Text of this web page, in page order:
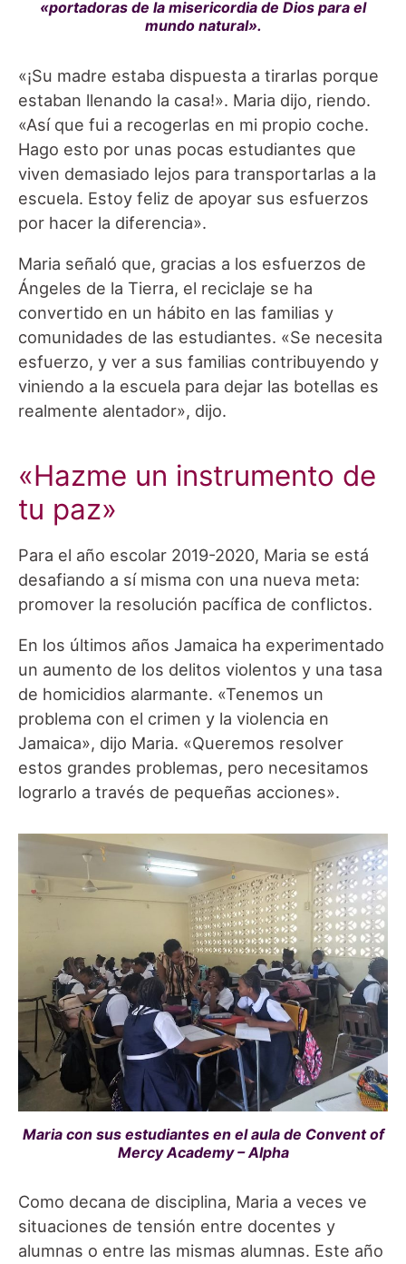
«portadoras de la misericordia de Dios para el
mundo natural».
«¡Su madre estaba dispuesta a tirarlas porque
estaban llenando la casa!». Maria dijo, riendo.
«Así que fui a recogerlas en mi propio coche.
Hago esto por unas pocas estudiantes que
viven demasiado lejos para transportarlas a la
escuela. Estoy feliz de apoyar sus esfuerzos
por hacer la diferencia».
Maria señaló que, gracias a los esfuerzos de
Ángeles de la Tierra, el reciclaje se ha
convertido en un hábito en las familias y
comunidades de las estudiantes. «Se necesita
esfuerzo, y ver a sus familias contribuyendo y
viniendo a la escuela para dejar las botellas es
realmente alentador», dijo.
«Hazme un instrumento de
tu paz»
Para el año escolar 2019-2020, Maria se está
desafiando a sí misma con una nueva meta:
promover la resolución pacífica de conflictos.
En los últimos años Jamaica ha experimentado
un aumento de los delitos violentos y una tasa
de homicidios alarmante. «Tenemos un
problema con el crimen y la violencia en
Jamaica», dijo Maria. «Queremos resolver
estos grandes problemas, pero necesitamos
lograrlo a través de pequeñas acciones».
Maria con sus estudiantes en el aula de Convent of
Mercy Academy – Alpha
Como decana de disciplina, Maria a veces ve
situaciones de tensión entre docentes y
alumnas o entre las mismas alumnas. Este año